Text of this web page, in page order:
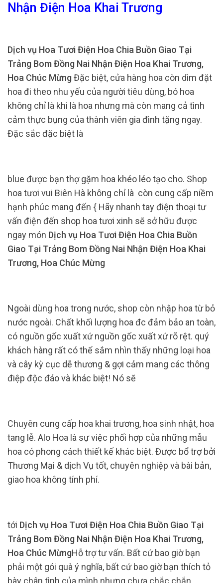
Nhận Điện Hoa Khai Trương
Dịch vụ Hoa Tươi Điện Hoa Chia Buồn Giao Tại
Trảng Bom Đồng Nai Nhận Điện Hoa Khai Trương,
Hoa Chúc MừngĐặc biệt, cửa hàng hoa còn dìm đặt
hoa đi theo nhu yếu của người tiêu dùng, bó hoa
không chỉ là khi là hoa nhưng mà còn mang cả tình
cảm thực bụng của thành viên gia đình tặng ngay.
Đặc sắc đặc biệt là
blue được bạn thợ gặm hoa khéo léo tạo cho. Shop
hoa tươi vui Biên Hà không chỉ là còn cung cấp niềm
hạnh phúc mang đến { Hãy nhanh tay điện thoại tư
vấn điện đến shop hoa tươi xinh sẽ sở hữu được
ngay món Dịch vụ Hoa Tươi Điện Hoa Chia Buồn
Giao Tại Trảng Bom Đồng Nai Nhận Điện Hoa Khai
Trương, Hoa Chúc Mừng
Ngoài dùng hoa trong nước, shop còn nhập hoa từ bỏ
nước ngoài. Chất khối lượng hoa đc đảm bảo an toàn,
có nguồn gốc xuất xứ nguồn gốc xuất xứ rõ rệt. quý
khách hàng rất có thể sắm nhìn thấy những loại hoa
và cây kỳ cục dễ thương & gợi cảm mang các thông
điệp độc đáo và khác biệt! Nó sẽ
Chuyên cung cấp hoa khai trương, hoa sinh nhật, hoa
tang lễ. Alo Hoa là sự việc phối hợp của những mẫu
hoa có phong cách thiết kế khác biệt. Được bổ trợ bởi
Thương Mại & dịch Vụ tốt, chuyên nghiệp và bài bản,
giao hoa không tính phí.
tới Dịch vụ Hoa Tươi Điện Hoa Chia Buồn Giao Tại
Trảng Bom Đồng Nai Nhận Điện Hoa Khai Trương,
Hoa Chúc MừngHỗ trợ tư vấn. Bất cứ bao giờ bạn
phải một gói quà ý nghĩa, bất cứ bao giờ bạn thích tỏ
bày chân tình của mình nhưng chưa chắc chắn